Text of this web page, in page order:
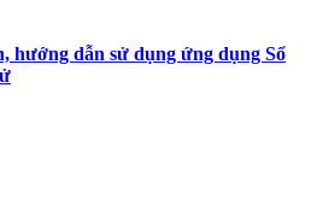
hướng dẫn sử dụng ứng dụng Sổ